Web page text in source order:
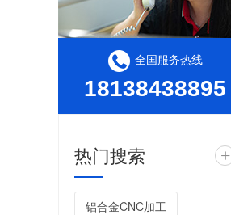
全国服务热线
18138438895
热门搜索 +
铝合金CNC加工